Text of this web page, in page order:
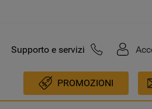
Supporto e servizi
PROMOZIONI